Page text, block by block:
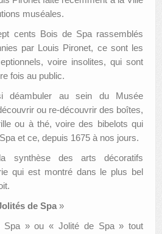
muséales.
cents Bois de Spa rassemblés
par Louis Pironet, ce sont les
voire insolites, qui sont
fois au public.
déambuler au sein du Musée
ou re-découvrir des boîtes,
ou à thé, voire des bibelots qui
et ce, depuis 1675 à nos jours.
synthèse des arts décoratifs
qui est montré dans le plus bel
de Spa »
Spa »ou« Jolité de Spa» tout